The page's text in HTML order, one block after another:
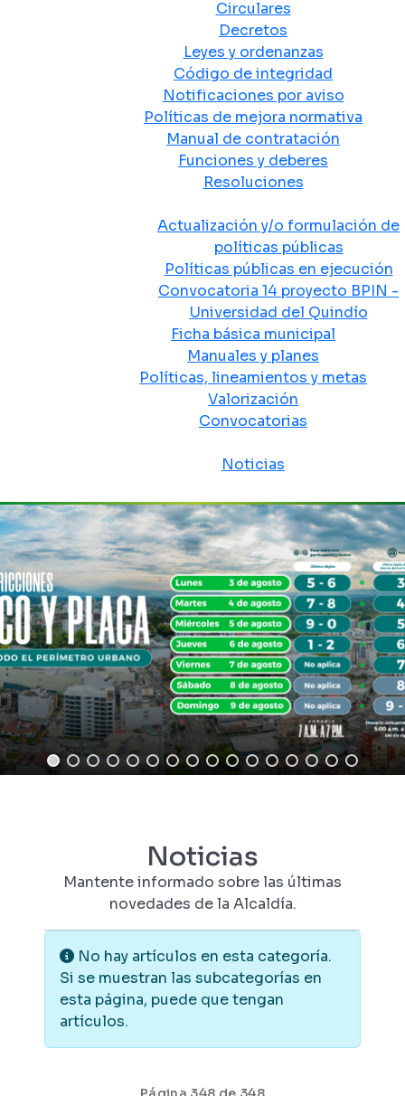
Circulares
Decretos
Leyes y ordenanzas
Código de integridad
Notificaciones por aviso
Políticas de mejora normativa
Manual de contratación
Funciones y deberes
Resoluciones
Actualización y/o formulación de
políticas públicas
Políticas públicas en ejecución
Convocatoria 14 proyecto BPIN -
Universidad del Quindío
Ficha básica municipal
Manuales y planes
Políticas, lineamientos y metas
Valorización
Convocatorias
Noticias
Noticias
Mantente informado sobre las últimas
novedades de la Alcaldía.
Información
No hay artículos en esta categoría.
Si se muestran las subcategorías en
esta página, puede que tengan
artículos.